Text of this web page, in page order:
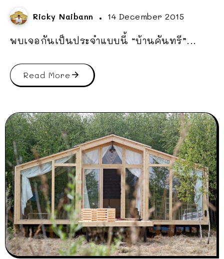
Ricky Naibann 14 December 2015
พบเจอกันเป็นประจำแบบนี้ “บ้านคันทรี”...
Read More